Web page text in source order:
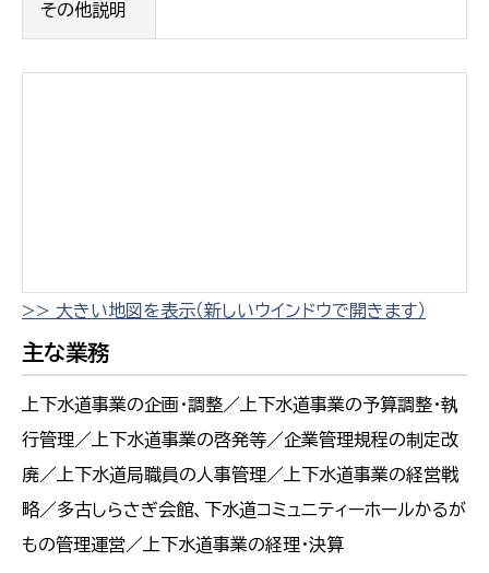
その他説明
>> 大きい地図を表示（新しいウインドウで開きます）
主な業務
上下水道事業の企画・調整／上下水道事業の予算調整・執
行管理／上下水道事業の啓発等／企業管理規程の制定改
廃／上下水道局職員の人事管理／上下水道事業の経営戦
略／多古しらさぎ会館、下水道コミュニティーホールかるが
もの管理運営／上下水道事業の経理・決算